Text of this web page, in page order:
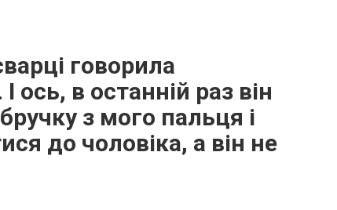
говорила
ось, в останній раз він
з мого пальця і
до чоловіка, а він не